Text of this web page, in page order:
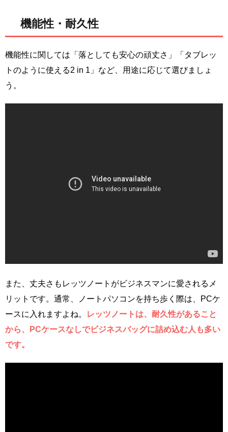
機能性・耐久性
機能性に関しては「落としても安心の頑丈さ」「タブレッ
トのように使える2 in 1」など、用途に応じて選びましょ
う。
また、丈夫さもレッツノートがビジネスマンに愛されるメ
リットです。通常、ノートパソコンを持ち歩く際は、PCケ
ースに入れますよね。
レッツノートは、耐久性があること
から、PCケースなしでビジネスバッグに詰め込む人も多い
です。